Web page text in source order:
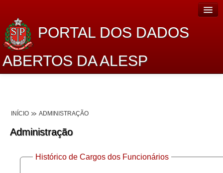
PORTAL DOS DADOS
ABERTOS DA ALESP
Dados Abertos Alesp
Lei de Acesso à Informação
Dados Governamentais Abertos
INÍCIO ADMINISTRAÇÃO
Administração
Histórico de Cargos dos Funcionários